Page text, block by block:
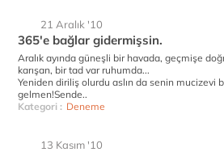
21 Aralık '10
365'e bağlar gidermişsin.
Aralık ayında güneşli bir havada, geçmişe
karışan, bir tad var ruhumda...
Yeniden diriliş olurdu aslın da senin mucizevi
gelmen!Sende..
Kategori : Deneme
13 Kasım '10